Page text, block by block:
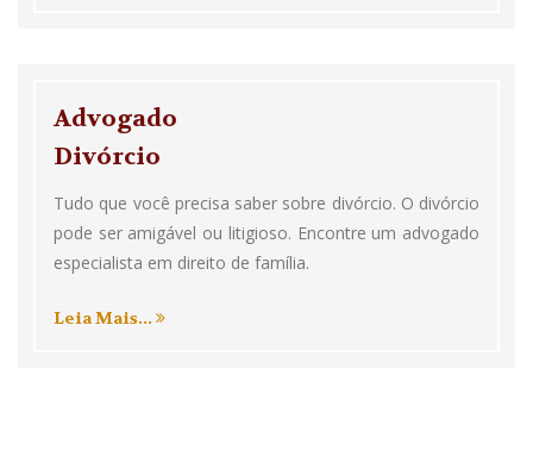
Advogado
Divórcio
Tudo que você precisa saber sobre divórcio. O divórcio
pode ser amigável ou litigioso. Encontre um advogado
especialista em direito de família.
Leia Mais...